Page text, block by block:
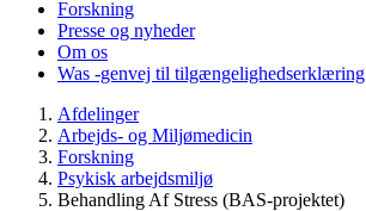
Forskning
Presse og nyheder
Om os
Was -genvej til tilgængelighedserklæring
Afdelinger
Arbejds- og Miljømedicin
Forskning
Psykisk arbejdsmiljø
Behandling Af Stress (BAS-projektet)